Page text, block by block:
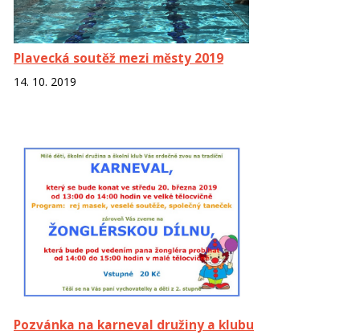
Plavecká soutěž mezi městy 2019
14. 10. 2019
Pozvánka na karneval družiny a klubu